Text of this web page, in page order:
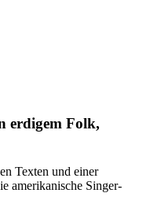
erdigem Folk,
Texten und einer
amerikanische Singer-